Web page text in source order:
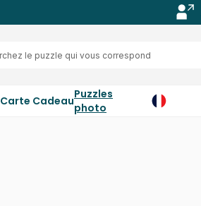
Carte CadeauPuzzles
photo